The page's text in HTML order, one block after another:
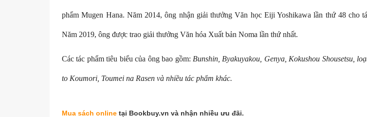
phẩm Mugen Hana. Năm 2014, ông nhận giải thưởng Văn học Eiji Yoshikawa lần thứ 48 cho
Năm 2019, ông được trao giải thưởng Văn hóa Xuất bản Noma lần thứ nhất.
Các tác phẩm tiêu biểu của ông bao gồm: Bunshin, Byakuyakou, Genya, Kokushou Shousetsu,
to Koumori, Toumei na Rasen và nhiều tác phẩm khác.
Mua sách online tại Bookbuy.vn và nhận nhiều ưu đãi.